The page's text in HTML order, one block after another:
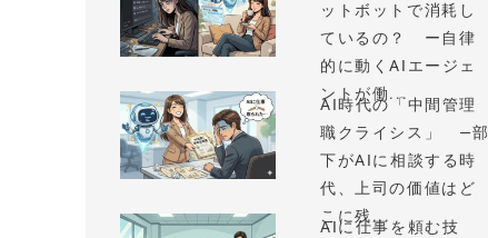
ットボットで消耗し
ているの？ ー自律
的に動くAIエージェ
ントが働...
AI時代の「中間管理
職クライシス」 —部
下がAIに相談する時
代、上司の価値はど
こに残...
AIに仕事を頼む技